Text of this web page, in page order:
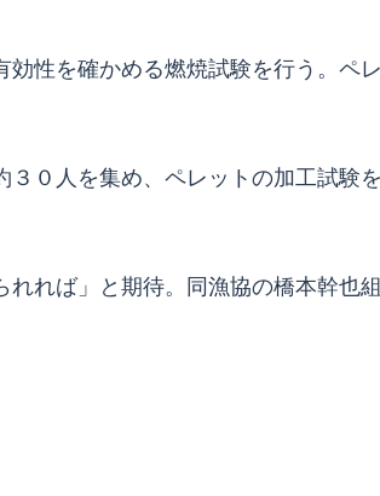
性を確かめる燃焼試験を行う。ペ
０人を集め、ペレットの加工試験
れば」と期待。同漁協の橋本幹也